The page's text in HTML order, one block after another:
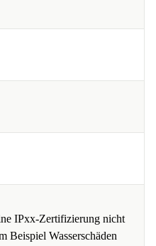
IPxx-Zertifizierung nicht
Beispiel Wasserschäden